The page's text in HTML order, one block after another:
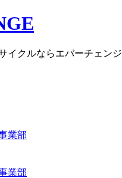
イクルならエバーチェンジ
業部
業部